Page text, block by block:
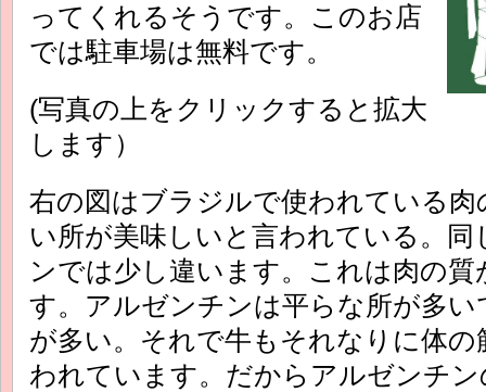
ってくれるそうです。このお店
では駐車場は無料です。
(写真の上をクリックすると拡大
します）
右の図はブラジルで使われている
い所が美味しいと言われている。
ンでは少し違います。これは肉の
す。アルゼンチンは平らな所が多
が多い。それで牛もそれなりに体
われています。だからアルゼンチ